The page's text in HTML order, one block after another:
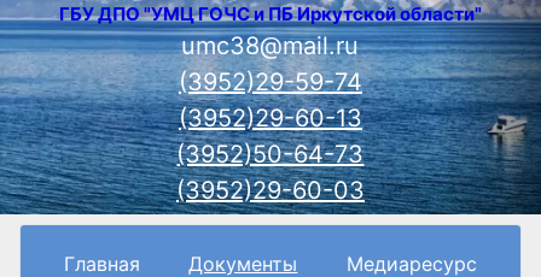
ГБУ ДПО "УМЦ ГОЧС и ПБ Иркутской области"
umc38@mail.ru
(3952)29-59-74
(3952)29-60-13
(3952)50-64-73
(3952)29-60-03
Главная Документы
Медиаресурс